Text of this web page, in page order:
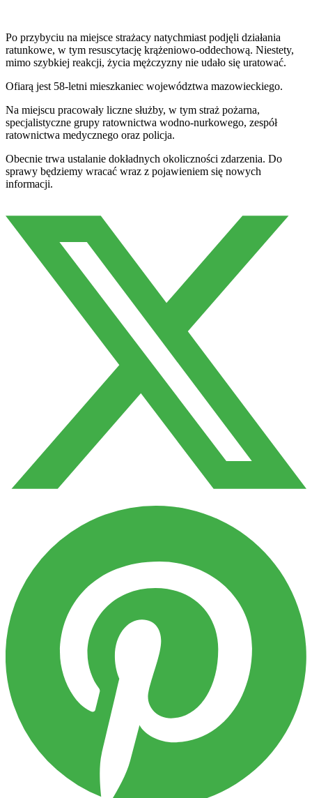
Po przybyciu na miejsce strażacy natychmiast podjęli działania
ratunkowe, w tym resuscytację krążeniowo-oddechową. Niestety,
mimo szybkiej reakcji, życia mężczyzny nie udało się uratować.
Ofiarą jest 58-letni mieszkaniec województwa mazowieckiego.
Na miejscu pracowały liczne służby, w tym straż pożarna,
specjalistyczne grupy ratownictwa wodno-nurkowego, zespół
ratownictwa medycznego oraz policja.
Obecnie trwa ustalanie dokładnych okoliczności zdarzenia. Do
sprawy będziemy wracać wraz z pojawieniem się nowych
informacji.